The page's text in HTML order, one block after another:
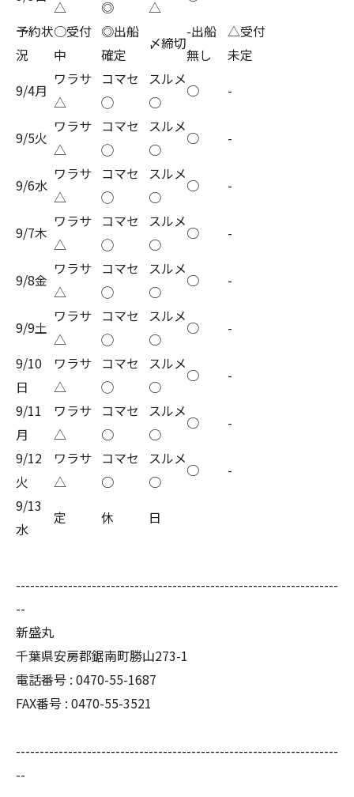
△
◎
△
予約状
況
○受付
中
◎出船
確定
〆締切
-出船
無し
△受付
未定
9/4月
ワラサ
△
コマセ
◯
スルメ
○
○ -
9/5火
ワラサ
△
コマセ
◯
スルメ
○
○ -
9/6水
ワラサ
△
コマセ
◯
スルメ
○
○ -
9/7木
ワラサ
△
コマセ
◯
スルメ
○
○ -
9/8金
ワラサ
△
コマセ
◯
スルメ
○
○ -
9/9土
ワラサ
△
コマセ
◯
スルメ
○
○
-
9/10
日
ワラサ
△
コマセ
◯
スルメ
○
○
-
9/11
月
ワラサ
△
コマセ
○
スルメ
○
○
-
9/12
火
ワラサ
△
コマセ
○
スルメ
○
○
-
9/13
水
定 休 日
--------------------------------------------------------------------
--
新盛丸
千葉県安房郡鋸南町勝山273-1
電話番号 : 0470-55-1687
FAX番号 : 0470-55-3521
--------------------------------------------------------------------
--